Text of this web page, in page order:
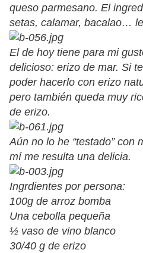
queso parmesano. El
setas, calamar, bacalao…
El de hoy tiene para mi
delicioso: erizo de mar. Si
poder hacerlo con erizo
pero también queda muy
de erizo.
Aún no lo he “testado” con
mí me resulta una delicia.
Ingrdientes por persona:
100g de arroz bomba
Una cebolla pequeña
½ vaso de vino blanco
30/40 g de erizo